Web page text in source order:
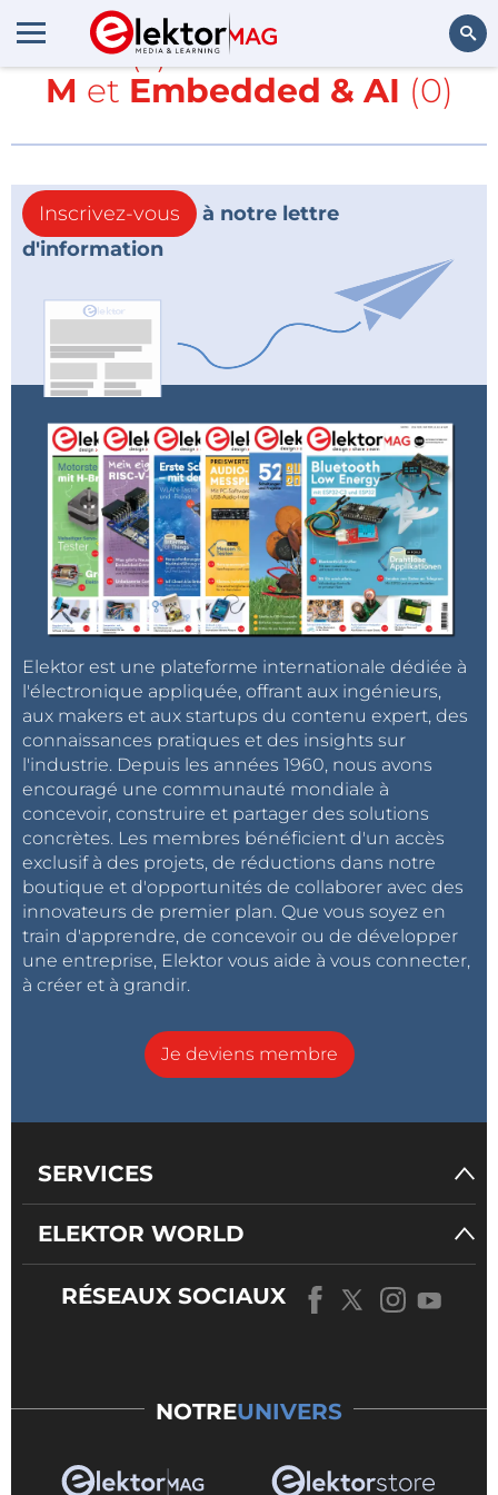
Rechercher
Article(s) avec la balise
LTE-
M et Embedded & AI (0)
Inscrivez-vous
à notre lettre
d'information
Elektor est une plateforme internationale dédiée à
l'électronique appliquée, offrant aux ingénieurs,
aux makers et aux startups du contenu expert, des
connaissances pratiques et des insights sur
l'industrie. Depuis les années 1960, nous avons
encouragé une communauté mondiale à
concevoir, construire et partager des solutions
concrètes. Les membres bénéficient d'un accès
exclusif à des projets, de réductions dans notre
boutique et d'opportunités de collaborer avec des
innovateurs de premier plan. Que vous soyez en
train d'apprendre, de concevoir ou de développer
une entreprise, Elektor vous aide à vous connecter,
à créer et à grandir.
Je deviens membre
SERVICES
ELEKTOR WORLD
RÉSEAUX SOCIAUX
NOTREUNIVERS